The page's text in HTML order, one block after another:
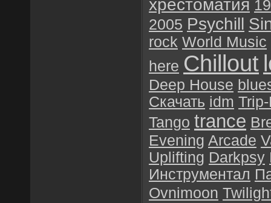
хрестоматия
2005 Psychill
rock World Music
here Chillout
Deep House
Скачать idm
Tango trance
Evening Arcade
Uplifting Darkpsy
Инструментал
Ovnimoon